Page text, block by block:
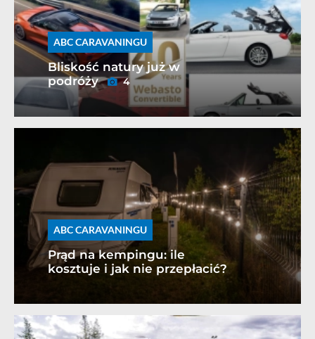
ABC CARAVANINGU
Bliskość natury już w
podróży
4
ABC CARAVANINGU
Prąd na kempingu: ile
kosztuje i jak nie przepłacić?